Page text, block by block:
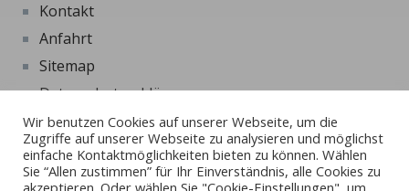
Kontakt
Anfahrt
Sitemap
Datenschutzerklärung
Beschwerdeformular
Externe Links
Wir benutzen Cookies auf unserer Webseite, um die
Zugriffe auf unserer Webseite zu analysieren und möglichst
einfache Kontaktmöglichkeiten bieten zu können. Wählen
Sie “Allen zustimmen” für Ihr Einverständnis, alle Cookies zu
akzeptieren. Oder wählen Sie "Cookie-Einstellungen", um